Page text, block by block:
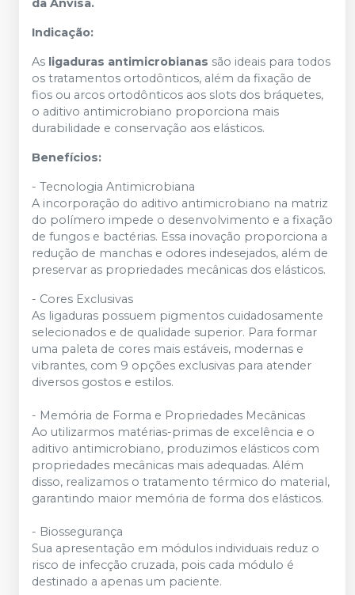
da Anvisa.
Indicação:
As ligaduras antimicrobianas são ideais para todos
os tratamentos ortodônticos, além da fixação de
fios ou arcos ortodônticos aos slots dos bráquetes,
o aditivo antimicrobiano proporciona mais
durabilidade e conservação aos elásticos.
Benefícios:
- Tecnologia Antimicrobiana
A incorporação do aditivo antimicrobiano na matriz
do polímero impede o desenvolvimento e a fixação
de fungos e bactérias. Essa inovação proporciona a
redução de manchas e odores indesejados, além de
preservar as propriedades mecânicas dos elásticos.
- Cores Exclusivas
As ligaduras possuem pigmentos cuidadosamente
selecionados e de qualidade superior. Para formar
uma paleta de cores mais estáveis, modernas e
vibrantes, com 9 opções exclusivas para atender
diversos gostos e estilos.
- Memória de Forma e Propriedades Mecânicas
Ao utilizarmos matérias-primas de excelência e o
aditivo antimicrobiano, produzimos elásticos com
propriedades mecânicas mais adequadas. Além
disso, realizamos o tratamento térmico do material,
garantindo maior memória de forma dos elásticos.
- Biossegurança
Sua apresentação em módulos individuais reduz o
risco de infecção cruzada, pois cada módulo é
destinado a apenas um paciente.